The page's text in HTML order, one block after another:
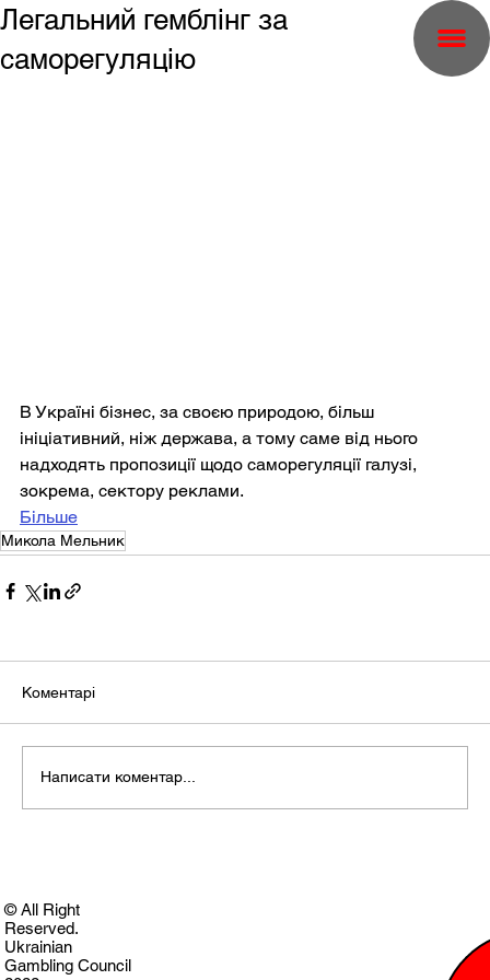
Легальний гемблінг за
саморегуляцію
В Україні бізнес, за своєю природою, більш
ініціативний, ніж держава, а тому саме від нього
надходять пропозиції щодо саморегуляції галузі,
зокрема, сектору реклами.
Більше
Микола Мельник
Коментарі
Написати коментар...
© All Right
Reserved.
Ukrainian
Gambling Council